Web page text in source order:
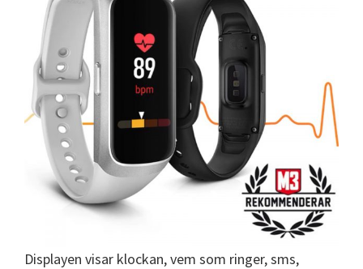
Displayen visar klockan, vem som ringer, sms,